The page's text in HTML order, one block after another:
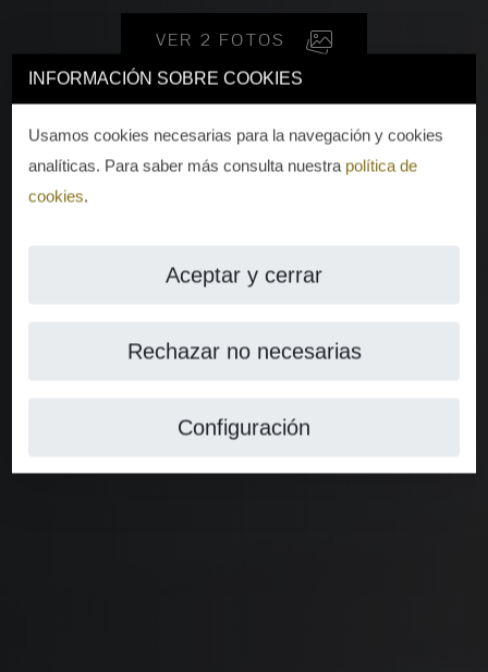
INFORMACIÓN SOBRE COOKIES
Usamos cookies necesarias para la navegación y cookies
analíticas. Para saber más consulta nuestra política de
cookies.
Aceptar y cerrar
Rechazar no necesarias
Configuración
VER 2 FOTOS